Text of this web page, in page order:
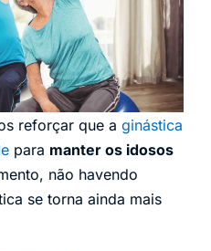
reforçar que a ginástica
para manter os idosos
não havendo
se torna ainda mais